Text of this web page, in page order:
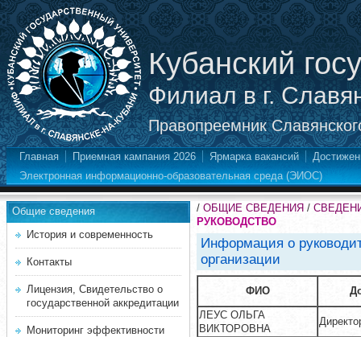
Кубанский
Филиал в г.
Правопреемник
Главная Приемная кампания 2026 Ярмарка вакансий
Электронная информационно-образовательная среда (ЭИОС)
Общие сведения
История и современность
Контакты
Лицензия, Свидетельство о
государственной аккредитации
Мониторинг эффективности
/ ОБЩИЕ СВЕДЕНИЯ /
РУКОВОДСТВО
Информация о
организации
ФИО
ЛЕУС ОЛЬГА
ВИКТОРОВНА